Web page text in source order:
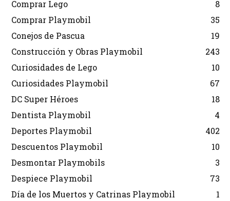
Comprar Lego
8
Comprar Playmobil
35
Conejos de Pascua
19
Construcción y Obras Playmobil
243
Curiosidades de Lego
10
Curiosidades Playmobil
67
DC Super Héroes
18
Dentista Playmobil
4
Deportes Playmobil
402
Descuentos Playmobil
10
Desmontar Playmobils
3
Despiece Playmobil
73
Día de los Muertos y Catrinas Playmobil
1